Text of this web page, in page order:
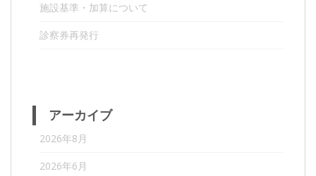
施設基準・加算について
診察券再発行
アーカイブ
2026年8月
2026年6月